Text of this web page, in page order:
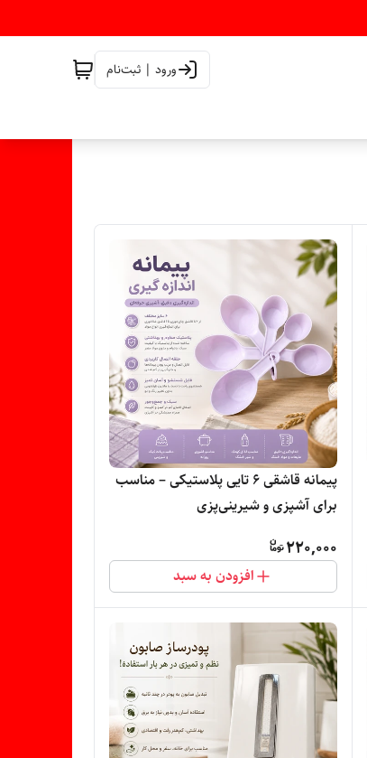
ورود | ثبت‌نام
پیمانه قاشقی ۶ تایی پلاستیکی – مناسب
برای آشپزی و شیرینی‌پزی
220,000
افزودن به سبد